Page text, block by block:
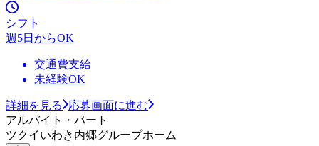
シフト
週5日からOK
交通費支給
未経験OK
詳細を見る
応募画面に進む
アルバイト・パート
ツクイいわき内郷グループホーム